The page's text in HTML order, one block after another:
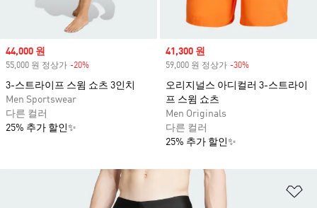
Sale price
44,000 원
55,000 원 정상가 -20%
3-스트라이프 스윔 쇼츠 3인치
Men Sportswear
다른 컬러
25% 추가 할인✨
Sale price
41,300 원
59,000 원 정상가 -30%
오리지널스 아디컬러 3-스트라이
프 스윔 쇼츠
Men Originals
다른 컬러
25% 추가 할인✨